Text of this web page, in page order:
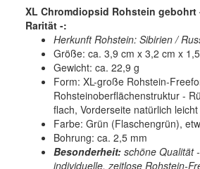
XL Chromdiopsid Rohstein
Rarität -:
Herkunft Rohstein: Sibirien /
Größe: ca. 3,9 cm x 3,2 cm x
Gewicht: ca. 22,9 g
Form: XL-große Rohstein-
Rohsteinoberflächenstruktur -
flach, Vorderseite natürlich
Farbe: Grün (Flaschengrün),
Bohrung: ca. 2,5 mm
Besonderheit: schöne Qualität
individuelle, zeitlose Rohstein-